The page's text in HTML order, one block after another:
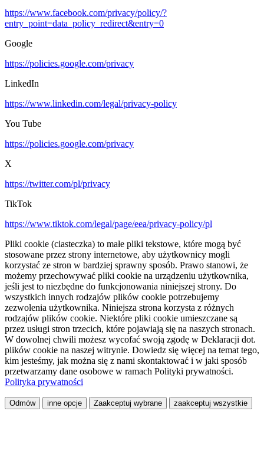
https://www.facebook.com/privacy/policy/?
entry_point=data_policy_redirect&entry=0
Google
https://policies.google.com/privacy
LinkedIn
https://www.linkedin.com/legal/privacy-policy
You Tube
https://policies.google.com/privacy
X
https://twitter.com/pl/privacy
TikTok
https://www.tiktok.com/legal/page/eea/privacy-policy/pl
Pliki cookie (ciasteczka) to małe pliki tekstowe, które mogą być
stosowane przez strony internetowe, aby użytkownicy mogli
korzystać ze stron w bardziej sprawny sposób. Prawo stanowi, że
możemy przechowywać pliki cookie na urządzeniu użytkownika,
jeśli jest to niezbędne do funkcjonowania niniejszej strony. Do
wszystkich innych rodzajów plików cookie potrzebujemy
zezwolenia użytkownika. Niniejsza strona korzysta z różnych
rodzajów plików cookie. Niektóre pliki cookie umieszczane są
przez usługi stron trzecich, które pojawiają się na naszych stronach.
W dowolnej chwili możesz wycofać swoją zgodę w Deklaracji dot.
plików cookie na naszej witrynie. Dowiedz się więcej na temat tego,
kim jesteśmy, jak można się z nami skontaktować i w jaki sposób
przetwarzamy dane osobowe w ramach Polityki prywatności.
Polityka prywatności
Odmów inne opcje Zaakceptuj wybrane zaakceptuj wszystkie